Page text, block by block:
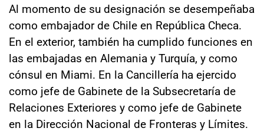
Al momento de su designación se desempeñaba
como embajador de Chile en República Checa.
En el exterior, también ha cumplido funciones en
las embajadas en Alemania y Turquía, y como
cónsul en Miami. En la Cancillería ha ejercido
como jefe de Gabinete de la Subsecretaría de
Relaciones Exteriores y como jefe de Gabinete
en la Dirección Nacional de Fronteras y Límites.